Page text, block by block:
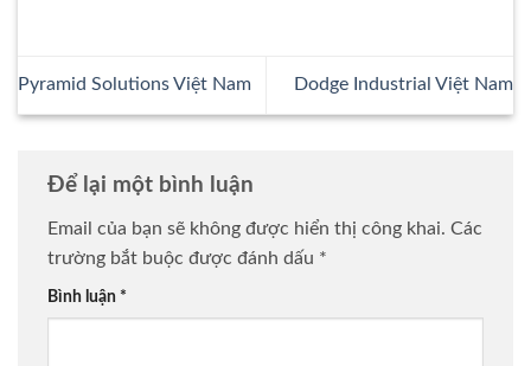
Pyramid Solutions Việt Nam Dodge Industrial Việt Nam
Để lại một bình luận
Email của bạn sẽ không được hiển thị công khai. Các
trường bắt buộc được đánh dấu *
Bình luận *